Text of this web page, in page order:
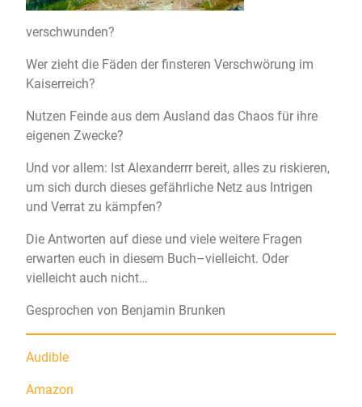
verschwunden?
Wer zieht die Fäden der finsteren Verschwörung im
Kaiserreich?
Nutzen Feinde aus dem Ausland das Chaos für ihre
eigenen Zwecke?
Und vor allem: Ist Alexanderrr bereit, alles zu riskieren,
um sich durch dieses gefährliche Netz aus Intrigen
und Verrat zu kämpfen?
Die Antworten auf diese und viele weitere Fragen
erwarten euch in diesem Buch–vielleicht. Oder
vielleicht auch nicht…
Gesprochen von Benjamin Brunken
Audible
Amazon